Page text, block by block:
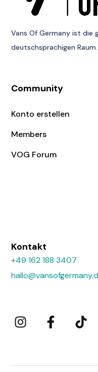
Vans Of Germany ist die
deutschsprachigen Raum.
Community
Konto erstellen
Members
VOG Forum
Kontakt
+49 162 188 3407